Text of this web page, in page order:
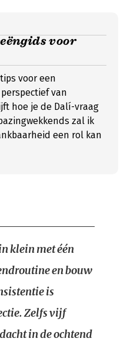
voor
voor een
van
hoe je de Dalí-vraag
zal ik
een rol kan
klein met één
en bouw
is
Zelfs vijf
in de ochtend